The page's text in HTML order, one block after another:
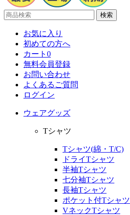
お気に入り
初めての方へ
カート 0
無料会員登録
お問い合わせ
よくあるご質問
ログイン
ウェアグッズ
Tシャツ
Tシャツ(綿・T/C)
ドライTシャツ
半袖Tシャツ
七分袖Tシャツ
長袖Tシャツ
ポケット付Tシャツ
VネックTシャツ